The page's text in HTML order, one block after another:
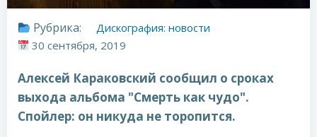
Рубрика:
Дискография: новости
30 сентября, 2019
Алексей Караковский сообщил о сроках
выхода альбома "Смерть как чудо".
Спойлер: он никуда не торопится.